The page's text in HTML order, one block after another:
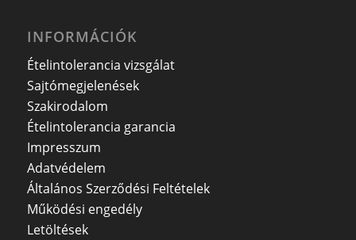
INFORMÁCIÓK
Ételintolerancia vizsgálat
Sajtómegjelenések
Szakirodalom
Ételintolerancia garancia
Impresszum
Adatvédelem
Általános Szerződési Feltételek
Működési engedély
Letöltések